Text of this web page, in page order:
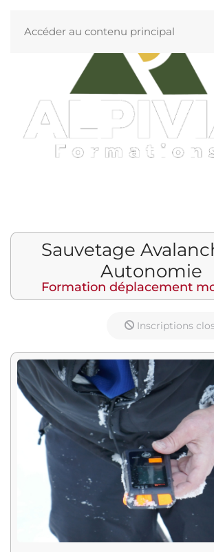
Accéder au contenu principal
Sauvetage
Autonomie
Formation déplacement
Inscriptions